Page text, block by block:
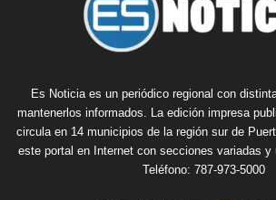
Es Noticia es un periódico regional con
mantenerlos informados. La edición impresa
circula en 14 municipios de la región sur de
este portal en Internet con secciones variadas y
Teléfono: 787-973-5000